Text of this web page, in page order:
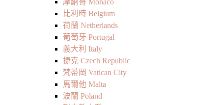
摩納哥 Monaco
比利時 Belgium
荷蘭 Netherlands
葡萄牙 Portugal
義大利 Italy
捷克 Czech Republic
梵蒂岡 Vatican City
馬爾他 Malta
波蘭 Poland